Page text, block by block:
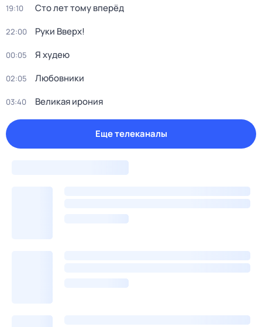
19:10 Сто лет тому вперёд
22:00 Руки Bвеpх!
00:05 Я худею
02:05 Любовники
03:40 Великая ирония
Еще телеканалы